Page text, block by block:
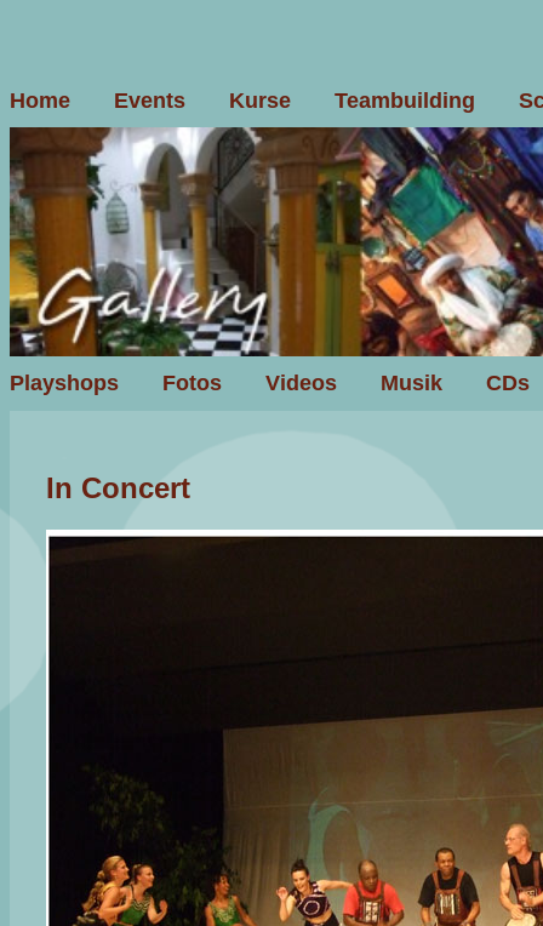
Home Events Kurse Teambuilding
Playshops Fotos Videos Musik CDs
In Concert